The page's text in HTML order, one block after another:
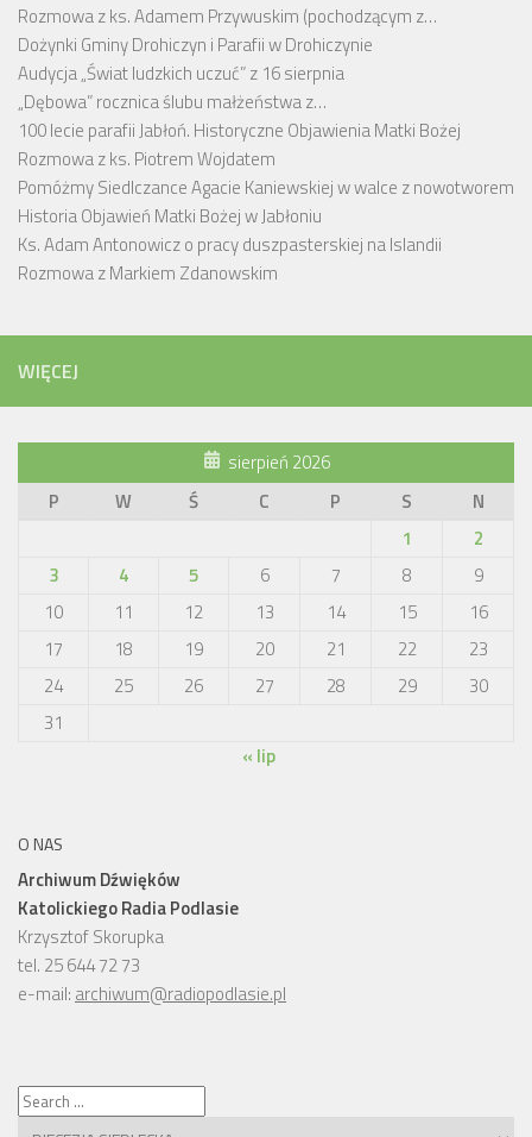
Rozmowa z ks. Adamem Przywuskim (pochodzącym z…
Dożynki Gminy Drohiczyn i Parafii w Drohiczynie
Audycja „Świat ludzkich uczuć” z 16 sierpnia
„Dębowa” rocznica ślubu małżeństwa z…
100 lecie parafii Jabłoń. Historyczne Objawienia Matki Bożej
Rozmowa z ks. Piotrem Wojdatem
Pomóżmy Siedlczance Agacie Kaniewskiej w walce z nowotworem
Historia Objawień Matki Bożej w Jabłoniu
Ks. Adam Antonowicz o pracy duszpasterskiej na Islandii
Rozmowa z Markiem Zdanowskim
WIĘCEJ
sierpień 2026
P
W Ś C P S
N
1
2
3
4 5 6 7 8
9
10
11 12 13 14 15
16
17
18 19 20 21 22
23
24
25 26 27 28 29
30
31
« lip
O NAS
Archiwum Dźwięków
Katolickiego Radia Podlasie
Krzysztof Skorupka
tel. 25 644 72 73
e-mail: archiwum@radiopodlasie.pl